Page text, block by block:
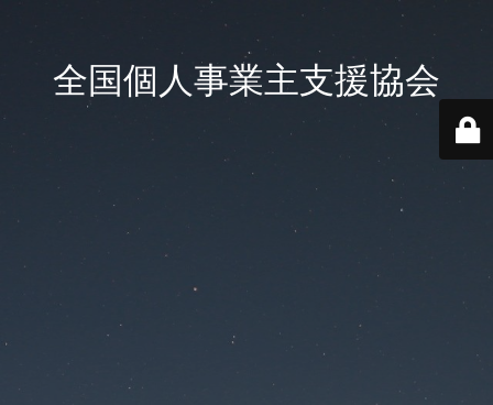
全国個人事業主支援協会